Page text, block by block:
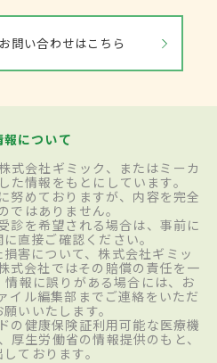
問い合わせはこちら
について
式会社ギミック、またはミーカ
た情報をもとにしています。
努めておりますが、内容を完全
ではありません。
診を希望される場合は、事前に
直接ご確認ください。
害について、株式会社ギミッ
式会社ではその賠償の責任を一
報に誤りがある場合には、お
イル編集部までご連絡をいただ
いいたします。
の健康保険証利用可能な医療機
厚生労働省の情報提供のもと、
ております。